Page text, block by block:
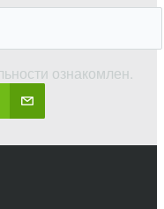
ознакомлен.